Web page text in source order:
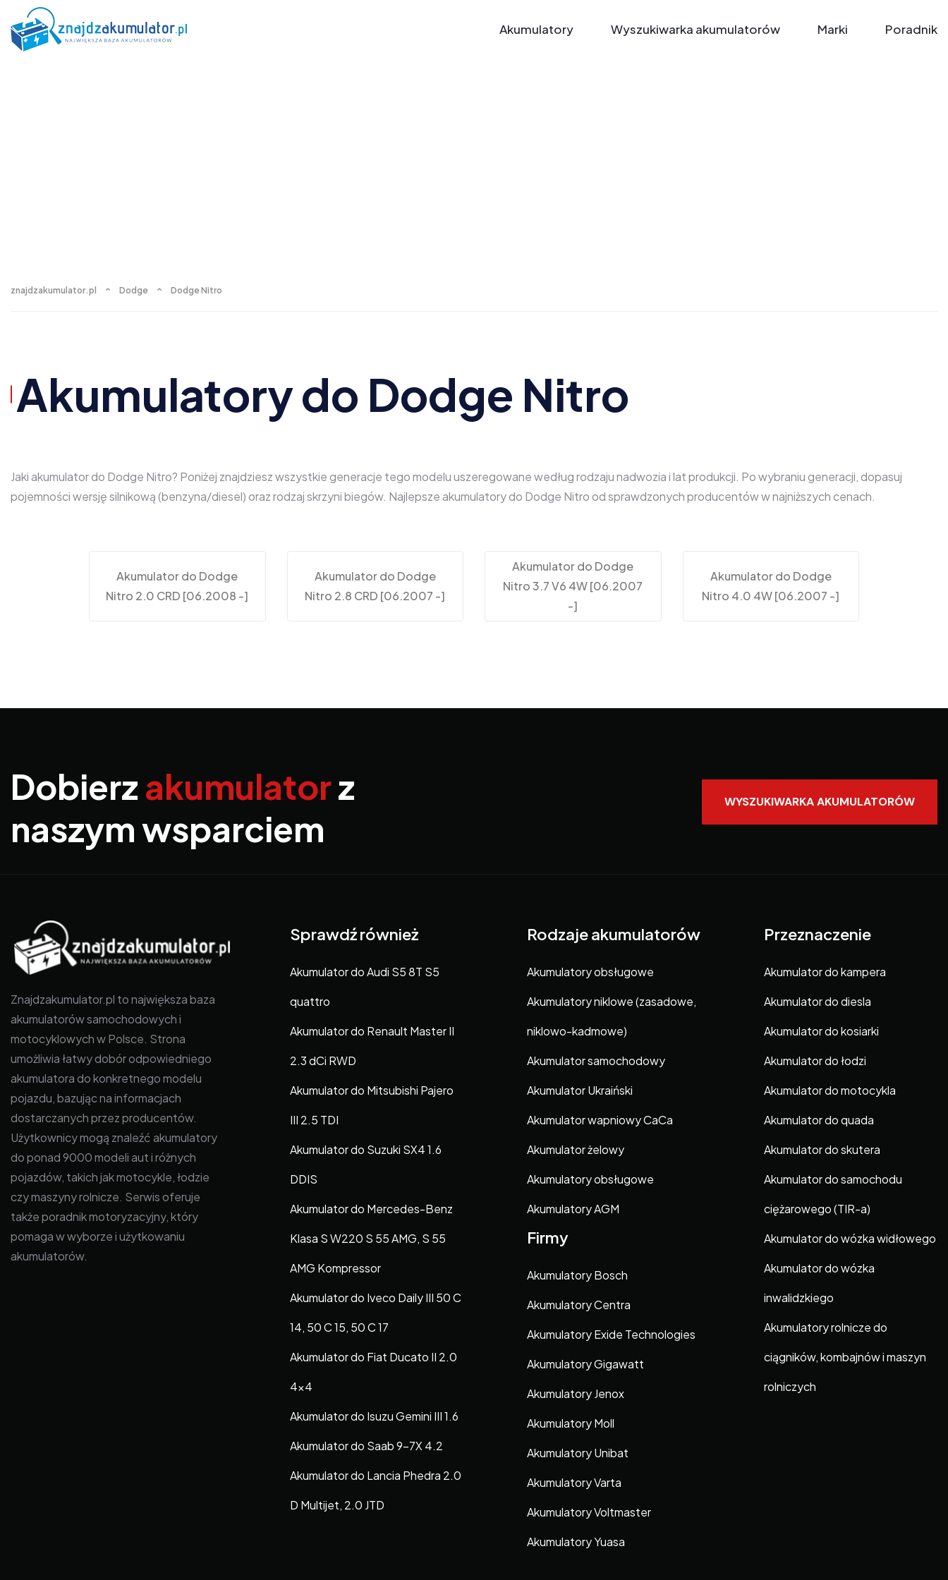
Akumulatory Wyszukiwarka akumulatorów Marki Poradnik
znajdzakumulator.pl Dodge Dodge Nitro
Akumulatory do Dodge Nitro
Jaki akumulator do Dodge Nitro? Poniżej znajdziesz wszystkie generacje tego modelu uszeregowane według rodzaju nadwozia i lat produkcji. Po wybraniu generacji, dopasuj
pojemności wersję silnikową (benzyna/diesel) oraz rodzaj skrzyni biegów. Najlepsze akumulatory do Dodge Nitro od sprawdzonych producentów w najniższych cenach.
Akumulator do Dodge
Nitro 2.0 CRD [06.2008 -]
Akumulator do Dodge
Nitro 2.8 CRD [06.2007 -]
Akumulator do Dodge
Nitro 3.7 V6 4W [06.2007
-]
Akumulator do Dodge
Nitro 4.0 4W [06.2007 -]
Dobierzakumulatorz
naszym wsparciem
WYSZUKIWARKA AKUMULATORÓW
Znajdzakumulator.pl to największa baza
akumulatorów samochodowych i
motocyklowych w Polsce. Strona
umożliwia łatwy dobór odpowiedniego
akumulatora do konkretnego modelu
pojazdu, bazując na informacjach
dostarczanych przez producentów.
Użytkownicy mogą znaleźć akumulatory
do ponad 9000 modeli aut i różnych
pojazdów, takich jak motocykle, łodzie
czy maszyny rolnicze. Serwis oferuje
także poradnik motoryzacyjny, który
pomaga w wyborze i użytkowaniu
akumulatorów.
Sprawdź również
Akumulator do Audi S5 8T S5
quattro
Akumulator do Renault Master II
2.3 dCi RWD
Akumulator do Mitsubishi Pajero
III 2.5 TDI
Akumulator do Suzuki SX4 1.6
DDIS
Akumulator do Mercedes-Benz
Klasa S W220 S 55 AMG, S 55
AMG Kompressor
Akumulator do Iveco Daily III 50 C
14, 50 C 15, 50 C 17
Akumulator do Fiat Ducato II 2.0
4×4
Akumulator do Isuzu Gemini III 1.6
Akumulator do Saab 9-7X 4.2
Akumulator do Lancia Phedra 2.0
D Multijet, 2.0 JTD
Rodzaje akumulatorów
Akumulatory obsługowe
Akumulatory niklowe (zasadowe,
niklowo-kadmowe)
Akumulator samochodowy
Akumulator Ukraiński
Akumulator wapniowy CaCa
Akumulator żelowy
Akumulatory obsługowe
Akumulatory AGM
Firmy
Akumulatory Bosch
Akumulatory Centra
Akumulatory Exide Technologies
Akumulatory Gigawatt
Akumulatory Jenox
Akumulatory Moll
Akumulatory Unibat
Akumulatory Varta
Akumulatory Voltmaster
Akumulatory Yuasa
Przeznaczenie
Akumulator do kampera
Akumulator do diesla
Akumulator do kosiarki
Akumulator do łodzi
Akumulator do motocykla
Akumulator do quada
Akumulator do skutera
Akumulator do samochodu
ciężarowego (TIR-a)
Akumulator do wózka widłowego
Akumulator do wózka
inwalidzkiego
Akumulatory rolnicze do
ciągników, kombajnów i maszyn
rolniczych